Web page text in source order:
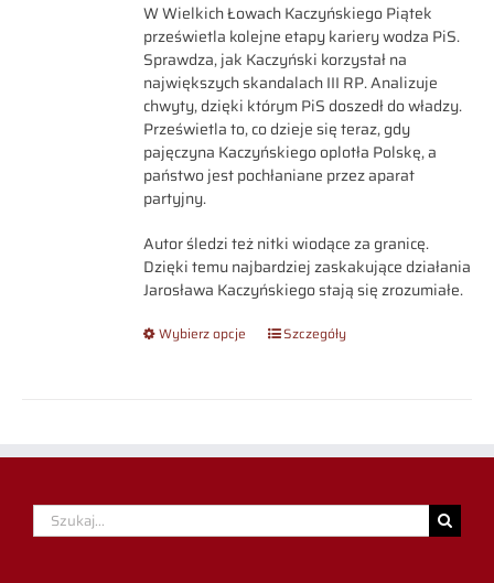
W Wielkich Łowach Kaczyńskiego Piątek
prześwietla kolejne etapy kariery wodza PiS.
Sprawdza, jak Kaczyński korzystał na
największych skandalach III RP. Analizuje
chwyty, dzięki którym PiS doszedł do władzy.
Prześwietla to, co dzieje się teraz, gdy
pajęczyna Kaczyńskiego oplotła Polskę, a
państwo jest pochłaniane przez aparat
partyjny.
Autor śledzi też nitki wiodące za granicę.
Dzięki temu najbardziej zaskakujące działania
Jarosława Kaczyńskiego stają się zrozumiałe.
Wybierz opcje Szczegóły
Szukaj